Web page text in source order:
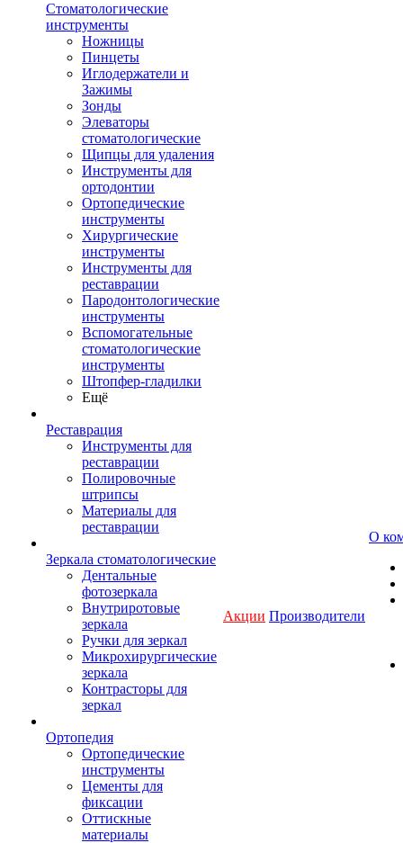
Стоматологические
инструменты
Ножницы
Пинцеты
Иглодержатели и
Зажимы
Зонды
Элеваторы
стоматологические
Щипцы для удаления
Инструменты для
ортодонтии
Ортопедические
инструменты
Хирургические
инструменты
Инструменты для
реставрации
Пародонтологические
инструменты
Вспомогательные
стоматологические
инструменты
Штопфер-гладилки
Ещё
Реставрация
Инструменты для
реставрации
Полировочные
штрипсы
Материалы для
реставрации
Зеркала стоматологические
Дентальные
фотозеркала
Внутриротовые
зеркала
Ручки для зеркал
Микрохирургические
зеркала
Контрасторы для
зеркал
Ортопедия
Ортопедические
инструменты
Цементы для
фиксации
Оттискные
материалы
Акции Производители
О